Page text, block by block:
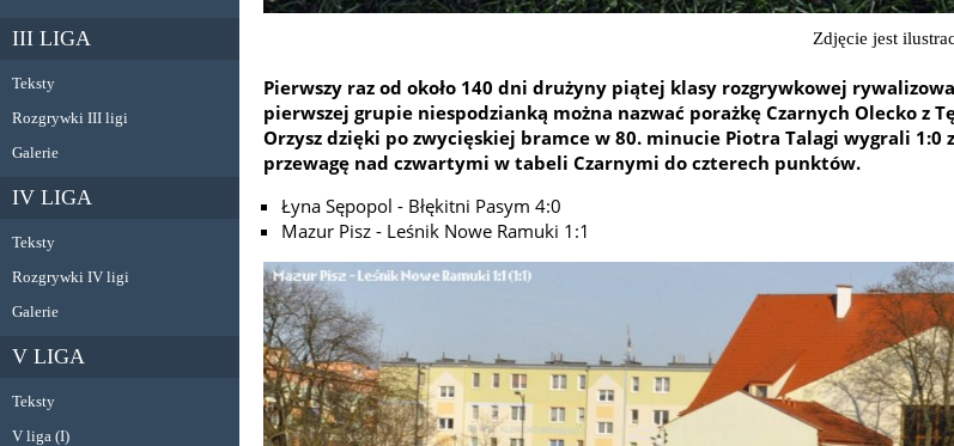
III LIGA
Teksty
Rozgrywki III ligi
Galerie
IV LIGA
Teksty
Rozgrywki IV ligi
Galerie
V LIGA
Teksty
V liga (I)
Zdjęcie jest
Pierwszy raz od około 140 dni drużyny piątej klasy rozgrywkowej
pierwszej grupie niespodzianką można nazwać porażkę Czarnych Olecko z
Orzysz dzięki po zwycięskiej bramce w 80. minucie Piotra Talagi wygrali 1:0
przewagę nad czwartymi w tabeli Czarnymi do czterech punktów.
Łyna Sępopol - Błękitni Pasym 4:0
Mazur Pisz - Leśnik Nowe Ramuki 1:1